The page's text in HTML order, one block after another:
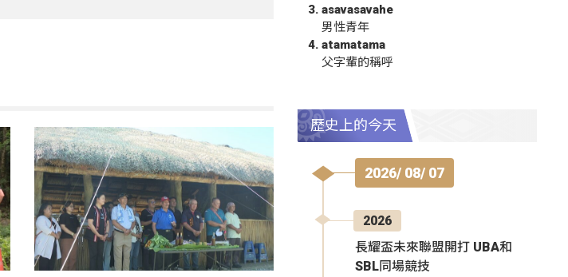
asavasavahe
男性青年
atamatama
父字輩的稱呼
歷史上的今天
2026/ 08/ 07
2026
長耀盃未來聯盟開打 UBA和
SBL同場競技